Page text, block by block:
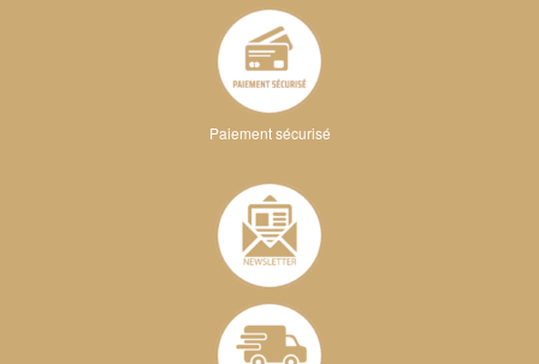
Paiement sécurisé